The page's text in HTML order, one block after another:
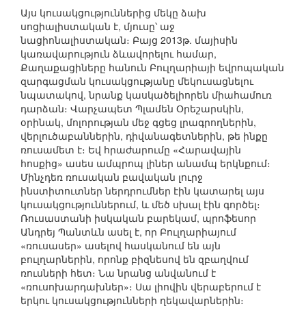
Այս կուսակցություններից մեկը ձախ
սոցիալիստական է, մյուսը՝ աջ
նացիոնալիստական։ Բայց 2013թ. մայիսին
կառավարություն ձևավորելու համար,
Քաղաքացիները հանուն Բուլղարիայի եվրոպական
զարգացման կուսակցությանը մեկուսացնելու
նպատակով, նրանք կասկածելիորեն միահամուռ
դարձան։ Վարչապետ Պլամեն Օրեշարսկին,
օրինակ, մոլորության մեջ գցեց լրագրողներին,
վերլուծաբաններին, դիվանագետներին, թե ինքը
ռուսամետ է։ Եվ հրաժարումը «Հարավային
հոսքից» ասես ամպրոպ լիներ անամպ երկնքում։
Մինչդեռ ռուսական բավական լուրջ
ինստիտուտներ ներդրումներ էին կատարել այս
կուսակցություններում, և մեծ սխալ էին գործել։
Ռուսաստանի իսկական բարեկամ, պրոֆեսոր
Անդրեյ Պանտևն ասել է, որ Բուլղարիայում
«ռուսասեր» ասելով հասկանում են այն
բուլղարներին, որոնք բիզնեսով են զբաղվում
ռուսների հետ։ Նա նրանց անվանում է
«ռուսոխարդախներ»։ Սա լիովին վերաբերում է
երկու կուսակցությունների ղեկավարներին։